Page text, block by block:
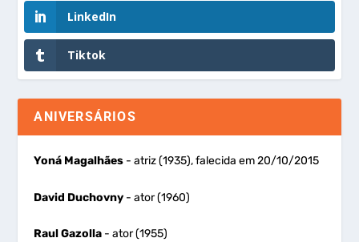
LinkedIn
Tiktok
ANIVERSÁRIOS
Yoná Magalhães - atriz (1935), falecida em 20/10/2015
David Duchovny - ator (1960)
Raul Gazolla - ator (1955)